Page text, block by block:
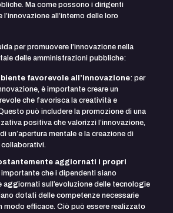
Ma come possono i dirigenti
all’interno delle loro
per promuovere l’innovazione nella
delle amministrazioni pubbliche:
favorevole all’innovazione: per
è importante creare un
che favorisca la creatività e
può includere la promozione di una
positiva che valorizzi l’innovazione,
un’apertura mentale e la creazione di
aggiornati i propri
importante che i dipendenti siano
aggiornati sull’evoluzione delle tecnologie
dotati delle competenze necessarie
modo efficace. Ciò può essere realizzato